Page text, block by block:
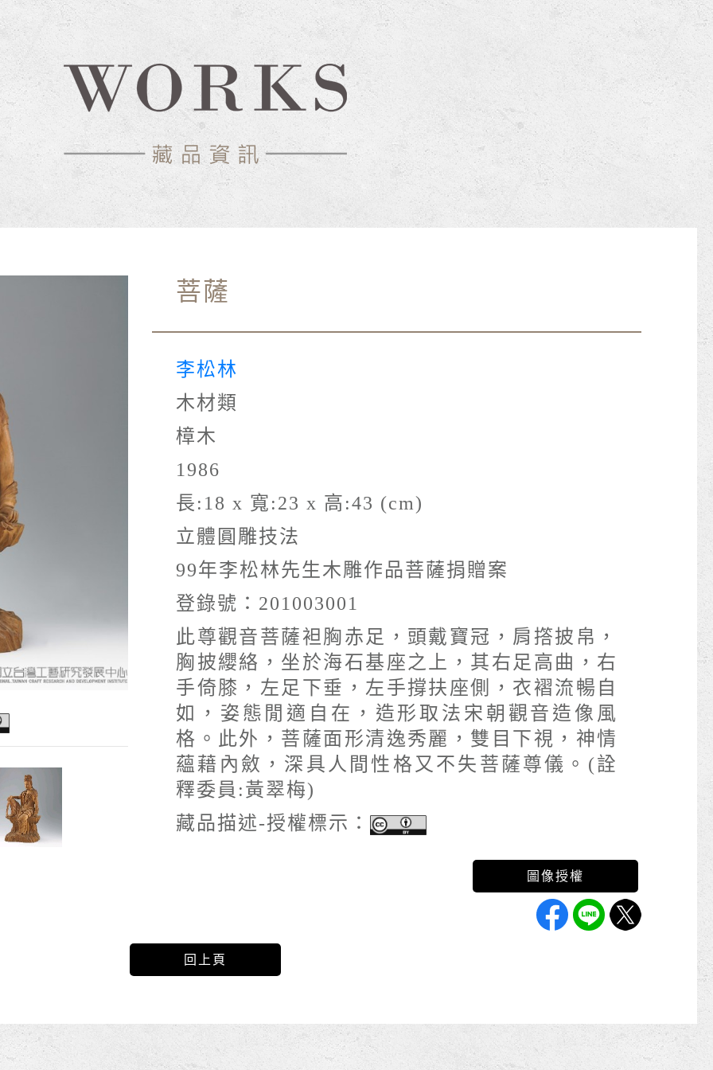
心-典藏網
菩薩
李松林
木材類
樟木
1986
長:18 x 寬:23 x 高:43 (cm)
立體圓雕技法
99年李松林先生木雕作品菩薩捐贈案
登錄號：201003001
此尊觀音菩薩袒胸赤足，頭戴寶冠，肩撘披帛，
胸披纓絡，坐於海石基座之上，其右足高曲，右
手倚膝，左足下垂，左手撐扶座側，衣褶流暢自
如，姿態閒適自在，造形取法宋朝觀音造像風
格。此外，菩薩面形清逸秀麗，雙目下視，神情
蘊藉內斂，深具人間性格又不失菩薩尊儀。(詮
釋委員:黃翠梅)
藏品描述-授權標示：
回上頁